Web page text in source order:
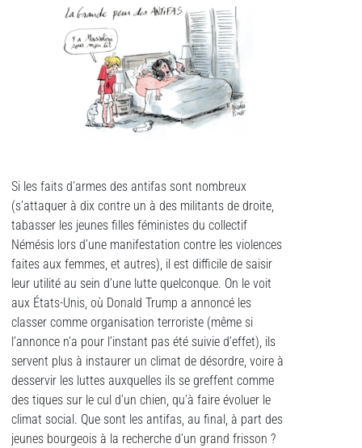
Si les faits d’armes des antifas sont nombreux
(s’attaquer à dix contre un à des militants de droite,
tabasser les jeunes filles féministes du collectif
Némésis lors d’une manifestation contre les violences
faites aux femmes, et autres), il est difficile de saisir
leur utilité au sein d’une lutte quelconque. On le voit
aux États-Unis, où Donald Trump a annoncé les
classer comme organisation terroriste (même si
l’annonce n’a pour l’instant pas été suivie d’effet), ils
servent plus à instaurer un climat de désordre, voire à
desservir les luttes auxquelles ils se greffent comme
des tiques sur le cul d’un chien, qu’à faire évoluer le
climat social. Que sont les antifas, au final, à part des
jeunes bourgeois à la recherche d’un grand frisson ?